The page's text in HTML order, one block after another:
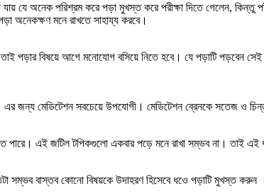
যে অনেক পরিশ্রম করে পড়া মুখস্ত করে পরীক্ষা দিতে গেলেন, কিন্তু
অনেকক্ষণ মনে রাখতে সাহায্য করবে।
পড়ার বিষয়ে আগে মনোযোগ বসিয়ে নিতে হবে। যে পড়াটি পড়বেন
এর জন্য মেডিটেশন সবচেয়ে উপযোগী। মেডিটেশন ব্রেনকে সতেজ ও
পারে। এই জটিল টপিকগুলো একবার পড়ে মনে রাখা সম্ভব না। তাই এই
সম্ভব বাস্তব কোনো বিষয়কে উদাহরণ হিসেবে ধওে পড়াটি মুখস্ত করুন ।